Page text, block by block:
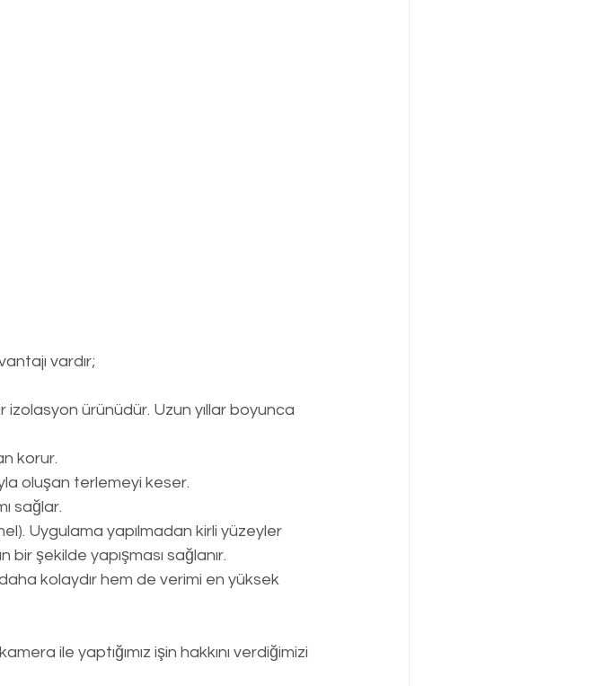
vardır;
ürünüdür. Uzun yıllar boyunca
korur.
oluşan terlemeyi keser.
sağlar.
Uygulama yapılmadan kirli yüzeyler
şekilde yapışması sağlanır.
kolaydır hem de verimi en yüksek
ile yaptığımız işin hakkını verdiğimizi